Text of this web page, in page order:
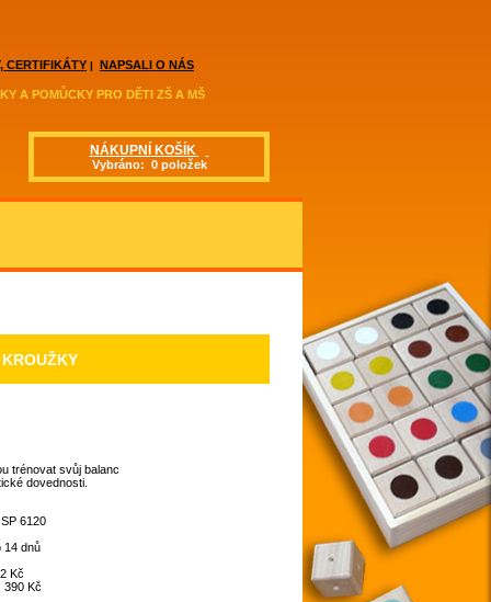
A POMŮCKY PRO DĚTI ZŠ A MŠ
CERTIFIKÁTY | NAPSALI O NÁS
NÁKUPNÍ KOŠÍK
Vybráno: 0 položek
trénovat svůj balanc
dovednosti.
SP 6120
14 dnů
Kč
390 Kč